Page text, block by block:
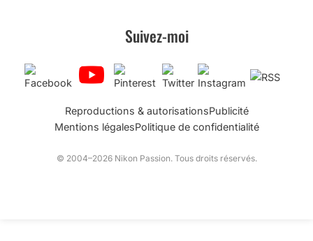
Suivez-moi
Reproductions & autorisationsPublicité
Mentions légalesPolitique de confidentialité
© 2004–2026 Nikon Passion. Tous droits réservés.